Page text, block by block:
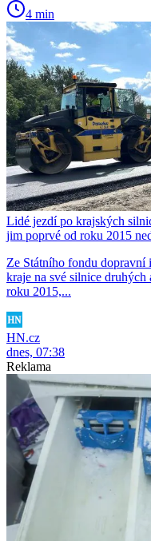
4 min
Lidé jezdí po krajských
jim poprvé od roku 2015
Ze Státního fondu dopravní
kraje na své silnice
roku 2015,...
HN.cz
dnes, 07:38
Reklama